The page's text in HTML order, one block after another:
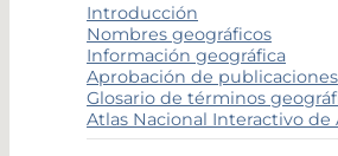
Introducción
Nombres geográficos
Información geográfica
Aprobación de publicaciones
Glosario de términos
Atlas Nacional Interactivo